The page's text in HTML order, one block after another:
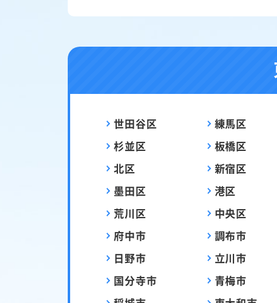
世田谷区 練馬区
杉並区
板橋区
北区
新宿区
墨田区
港区
荒川区
中央区
府中市
調布市
日野市
立川市
国分寺市
青梅市